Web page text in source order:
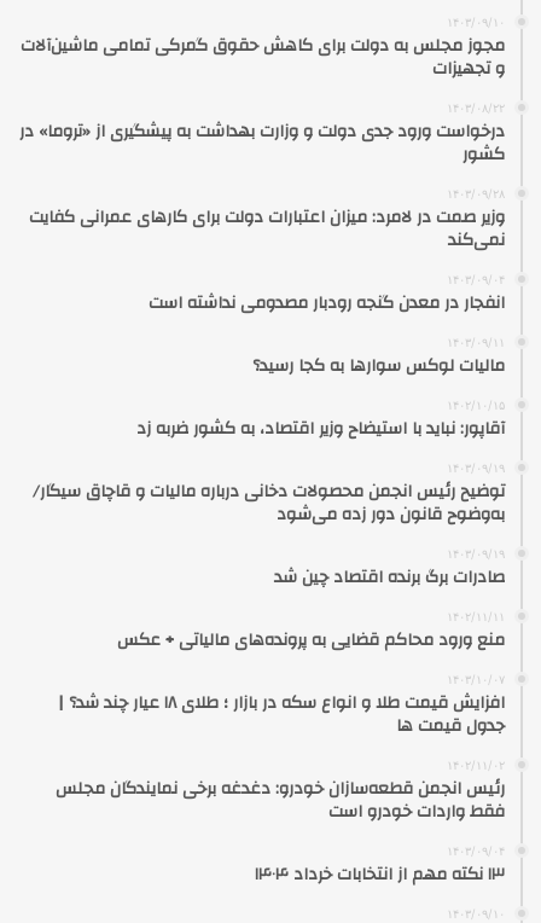
۱۴۰۳/۰۹/۱۰
مجوز مجلس به دولت برای کاهش حقوق گمرکی تمامی ماشین‌آلات
و تجهیزات
۱۴۰۳/۰۸/۲۲
درخواست ورود جدی دولت و وزارت بهداشت به پیشگیری از «تروما» در
کشور
۱۴۰۳/۰۹/۲۸
وزیر صمت در لامرد: میزان اعتبارات دولت برای کارهای عمرانی کفایت
نمی‌کند
۱۴۰۳/۰۹/۰۴
انفجار در معدن گنجه رودبار مصدومی نداشته است
۱۴۰۳/۰۹/۱۱
مالیات لوکس سوارها به کجا رسید؟
۱۴۰۲/۱۰/۱۵
آقاپور: نباید با استیضاح وزیر اقتصاد، به کشور ضربه زد
۱۴۰۳/۰۹/۱۹
توضیح رئیس انجمن محصولات دخانی درباره مالیات و قاچاق سیگار/
به‌وضوح قانون دور زده می‌شود
۱۴۰۳/۰۹/۱۹
صادرات برگ برنده اقتصاد چین شد
۱۴۰۲/۱۱/۱۱
منع ورود محاکم قضایی به پرونده‌های مالیاتی + عکس
۱۴۰۳/۱۰/۰۷
افزایش قیمت طلا و انواع سکه در بازار ؛ طلای ۱۸ عیار چند شد؟ |
جدول قیمت ها
۱۴۰۲/۱۱/۰۲
رئیس انجمن قطعه‌سازان خودرو: دغدغه برخی نمایندگان مجلس
فقط واردات خودرو است
۱۴۰۳/۰۹/۰۴
۱۳ نکته مهم از انتخابات خرداد ۱۴۰۴
۱۴۰۳/۰۹/۱۰